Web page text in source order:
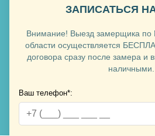
ЗАПИСАТЬСЯ
Внимание! Выезд замерщика по
области осуществляется
договора сразу после замера и
наличными.
Ваш телефон*: